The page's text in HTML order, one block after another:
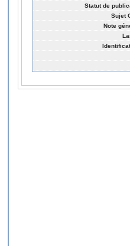
Statut de
Sujet
Note